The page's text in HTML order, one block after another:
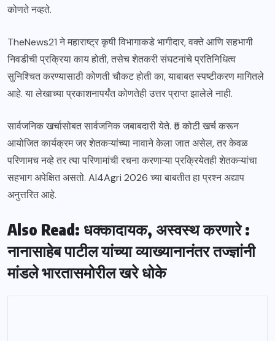
कोणते नव्हते.
TheNews21 ने महाराष्ट्र कृषी विभागाकडे भागीदार, वक्ते आणि सहभागी
निवडीची प्रक्रिया काय होती, तसेच शेतकरी संघटनांचे प्रतिनिधित्व
सुनिश्चित करण्यासाठी कोणती चौकट होती का, याबाबत स्पष्टीकरण मागितले
आहे. या लेखाच्या प्रकाशनापर्यंत कोणतेही उत्तर प्राप्त झालेले नाही.
सार्वजनिक खर्चासोबत सार्वजनिक जबाबदारी येते. ₹5 कोटी खर्च करून
आयोजित कार्यक्रम जर शेतकऱ्यांच्या नावाने केला जात असेल, तर केवळ
परिणामच नव्हे तर त्या परिणामांची रचना करणाऱ्या प्रक्रियेतही शेतकऱ्यांचा
सहभाग अपेक्षित असतो. AI4Agri 2026 च्या बाबतीत हा प्रश्न अद्याप
अनुत्तरित आहे.
Also Read: धक्कादायक, अस्वस्थ करणारे :
नानासाहेब पाटील यांच्या व्याख्यानानंतर तज्ज्ञांनी
मांडले भारतासमोरील खरे धोके